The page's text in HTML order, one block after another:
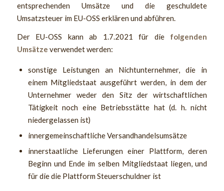
entsprechenden Umsätze und die geschuldete
Umsatzsteuer im EU-OSS erklären und abführen.
Der EU-OSS kann ab 1.7.2021 für die folgenden
Umsätze verwendet werden:
sonstige Leistungen an Nichtunternehmer, die in
einem Mitgliedstaat ausgeführt werden, in dem der
Unternehmer weder den Sitz der wirtschaftlichen
Tätigkeit noch eine Betriebsstätte hat (d. h. nicht
niedergelassen ist)
innergemeinschaftliche Versandhandelsumsätze
innerstaatliche Lieferungen einer Plattform, deren
Beginn und Ende im selben Mitgliedstaat liegen, und
für die die Plattform Steuerschuldner ist